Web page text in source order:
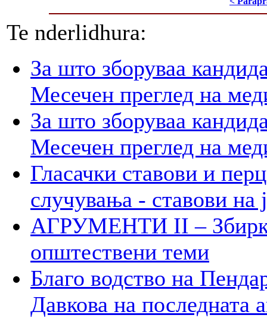
Te nderlidhura:
За што зборуваа
Месечен преглед на
За што зборуваа
Месечен преглед на
Гласачки ставови и
случувања - ставови на
АГРУМЕНТИ II –
општествени теми
Благо водство на
Давкова на последната